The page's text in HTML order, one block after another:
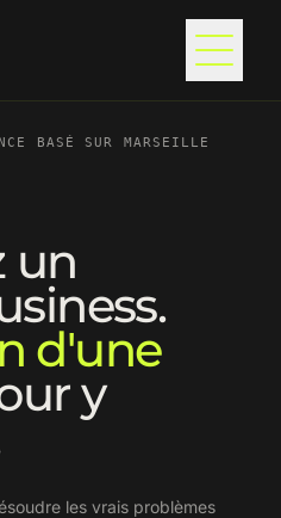
BASÉ SUR MARSEILLE
un
d'une
y
les vrais problèmes